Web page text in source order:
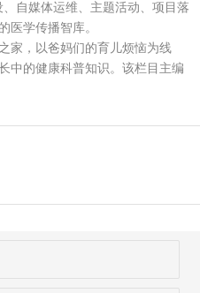
自媒体运维、主题活动、项目落
医学传播智库。
家，以爸妈们的育儿烦恼为线
中的健康科普知识。该栏目主编